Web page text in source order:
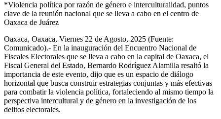
*Violencia política por razón de género e interculturalidad, puntos
clave de la reunión nacional que se lleva a cabo en el centro de
Oaxaca de Juárez
Oaxaca, Oaxaca, Viernes 22 de Agosto, 2025 (Fuente:
Comunicado).- En la inauguración del Encuentro Nacional de
Fiscales Electorales que se lleva a cabo en la capital de Oaxaca, el
Fiscal General del Estado, Bernardo Rodríguez Alamilla resaltó la
importancia de este evento, dijo que es un espacio de diálogo
horizontal que busca construir estrategias conjuntas y más efectivas
para combatir la violencia política, fortaleciendo al mismo tiempo la
perspectiva intercultural y de género en la investigación de los
delitos electorales.